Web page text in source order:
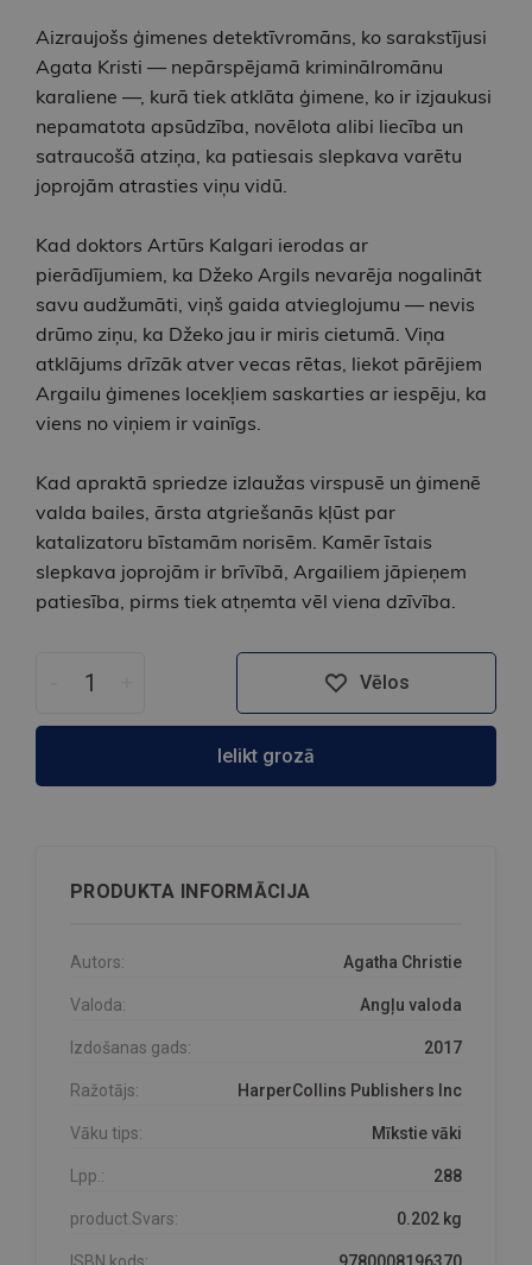
Aizraujošs ģimenes detektīvromāns, ko sarakstījusi
Agata Kristi — nepārspējamā kriminālromānu
karaliene —, kurā tiek atklāta ģimene, ko ir izjaukusi
nepamatota apsūdzība, novēlota alibi liecība un
satraucošā atziņa, ka patiesais slepkava varētu
joprojām atrasties viņu vidū.
Kad doktors Artūrs Kalgari ierodas ar
pierādījumiem, ka Džeko Argils nevarēja nogalināt
savu audžumāti, viņš gaida atvieglojumu — nevis
drūmo ziņu, ka Džeko jau ir miris cietumā. Viņa
atklājums drīzāk atver vecas rētas, liekot pārējiem
Argailu ģimenes locekļiem saskarties ar iespēju, ka
viens no viņiem ir vainīgs.
Kad apraktā spriedze izlaužas virspusē un ģimenē
valda bailes, ārsta atgriešanās kļūst par
katalizatoru bīstamām norisēm. Kamēr īstais
slepkava joprojām ir brīvībā, Argailiem jāpieņem
patiesība, pirms tiek atņemta vēl viena dzīvība.
Vēlos
Ielikt grozā
PRODUKTA INFORMĀCIJA
Autors: Agatha Christie
Valoda: Angļu valoda
Izdošanas gads: 2017
Ražotājs: HarperCollins Publishers Inc
Vāku tips: Mīkstie vāki
Lpp.: 288
product.Svars: 0.202 kg